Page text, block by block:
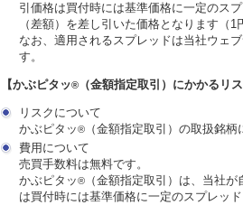
引価格は買付時には基準価格に一定のス
（差額）を差し引いた価格となります（
なお、適用されるスプレッドは当社ウェ
す。
【かぶピタッ® （金額指定取引）にかかるリ
リスクについて
かぶピタッ®
（金額指定取引）の取扱銘
費用について
売買手数料は無料です。
かぶピタッ®
（金額指定取引）は、当社
は買付時には基準価格に一定のスプレッ